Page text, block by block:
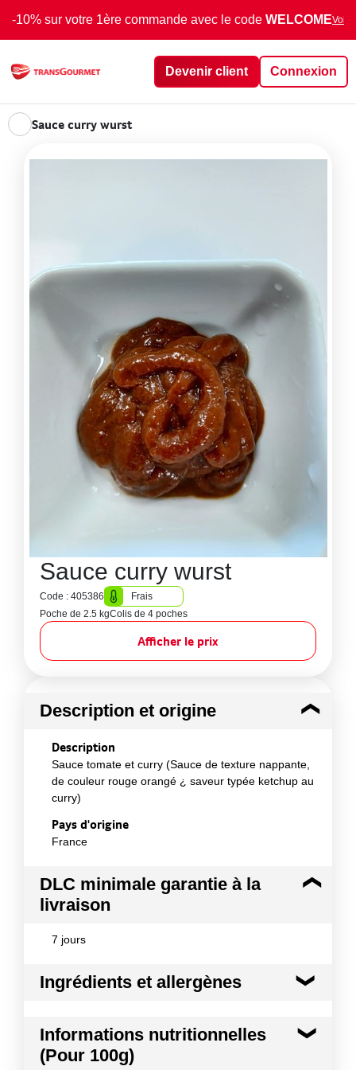
-10% sur votre 1ère commande avec le code WELCOMEVoir
Devenir client Connexion
Sauce curry wurst
Sauce curry wurst
Code : 405386
Frais
Poche de 2.5 kgColis de 4 poches
Afficher le prix
Description et origine
Description
Sauce tomate et curry (Sauce de texture nappante,
de couleur rouge orangé ¿ saveur typée ketchup au
curry)
Pays d'origine
France
DLC minimale garantie à la
livraison
7 jours
Ingrédients et allergènes
Eau, purée de tomates à base de concentré (27%),
sucre, curry (4%), vinaigre balsamique (vinaigre de
Informations nutritionnelles
(Pour 100g)